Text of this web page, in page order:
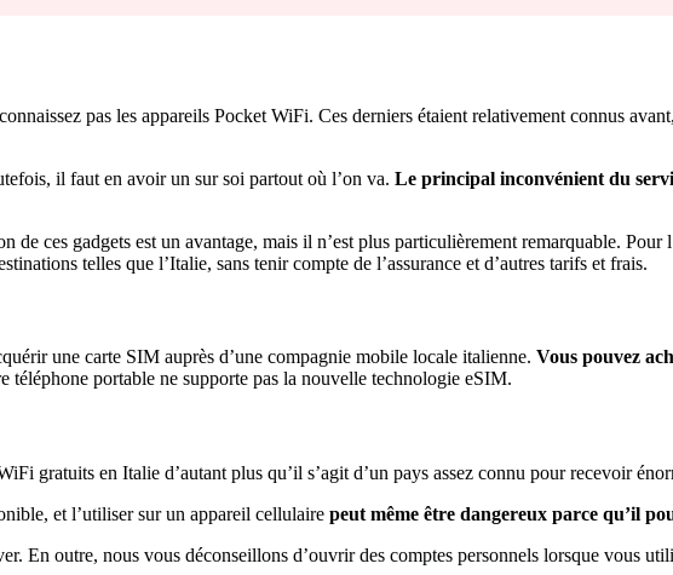
pas les appareils Pocket WiFi. Ces derniers étaient relativement connus
il faut en avoir un sur soi partout où l’on va. Le principal inconvénient du
de ces gadgets est un avantage, mais il n’est plus particulièrement remarquable.
telles que l’Italie, sans tenir compte de l’assurance et d’autres tarifs et frais.
une carte SIM auprès d’une compagnie mobile locale italienne. Vous pouvez
téléphone portable ne supporte pas la nouvelle technologie eSIM.
gratuits en Italie d’autant plus qu’il s’agit d’un pays assez connu pour recevoir
et l’utiliser sur un appareil cellulaire peut même être dangereux parce qu’il
En outre, nous vous déconseillons d’ouvrir des comptes personnels lorsque vous